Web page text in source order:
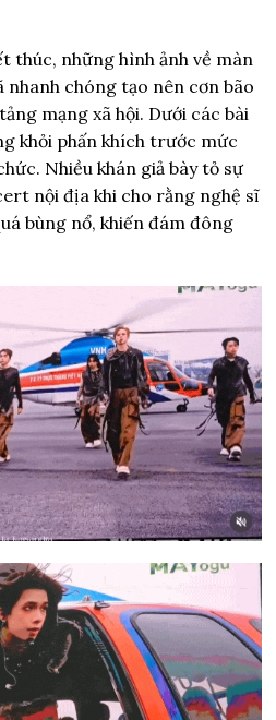
thúc, những hình ảnh về màn
nhanh chóng tạo nên cơn bão
mạng xã hội. Dưới các bài
khỏi phấn khích trước mức
Nhiều khán giả bày tỏ sự
nội địa khi cho rằng nghệ sĩ
bùng nổ, khiến đám đông